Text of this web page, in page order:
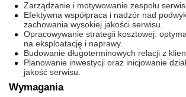
Zarządzanie i motywowanie zespołu
Efektywna współpraca i nadzór nad
zachowania wysokiej jakości serwisu.
Opracowywanie strategii kosztowej:
na eksploatację i naprawy.
Budowanie długoterminowych relacji z
Planowanie inwestycji oraz inicjowanie
jakość serwisu.
Wymagania